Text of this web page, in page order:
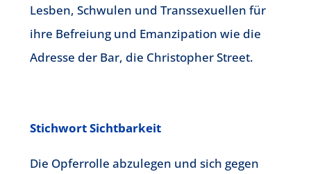
Lesben, Schwulen und Transsexuellen für
ihre Befreiung und Emanzipation wie die
Adresse der Bar, die Christopher Street.
Stichwort Sichtbarkeit
Die Opferrolle abzulegen und sich gegen